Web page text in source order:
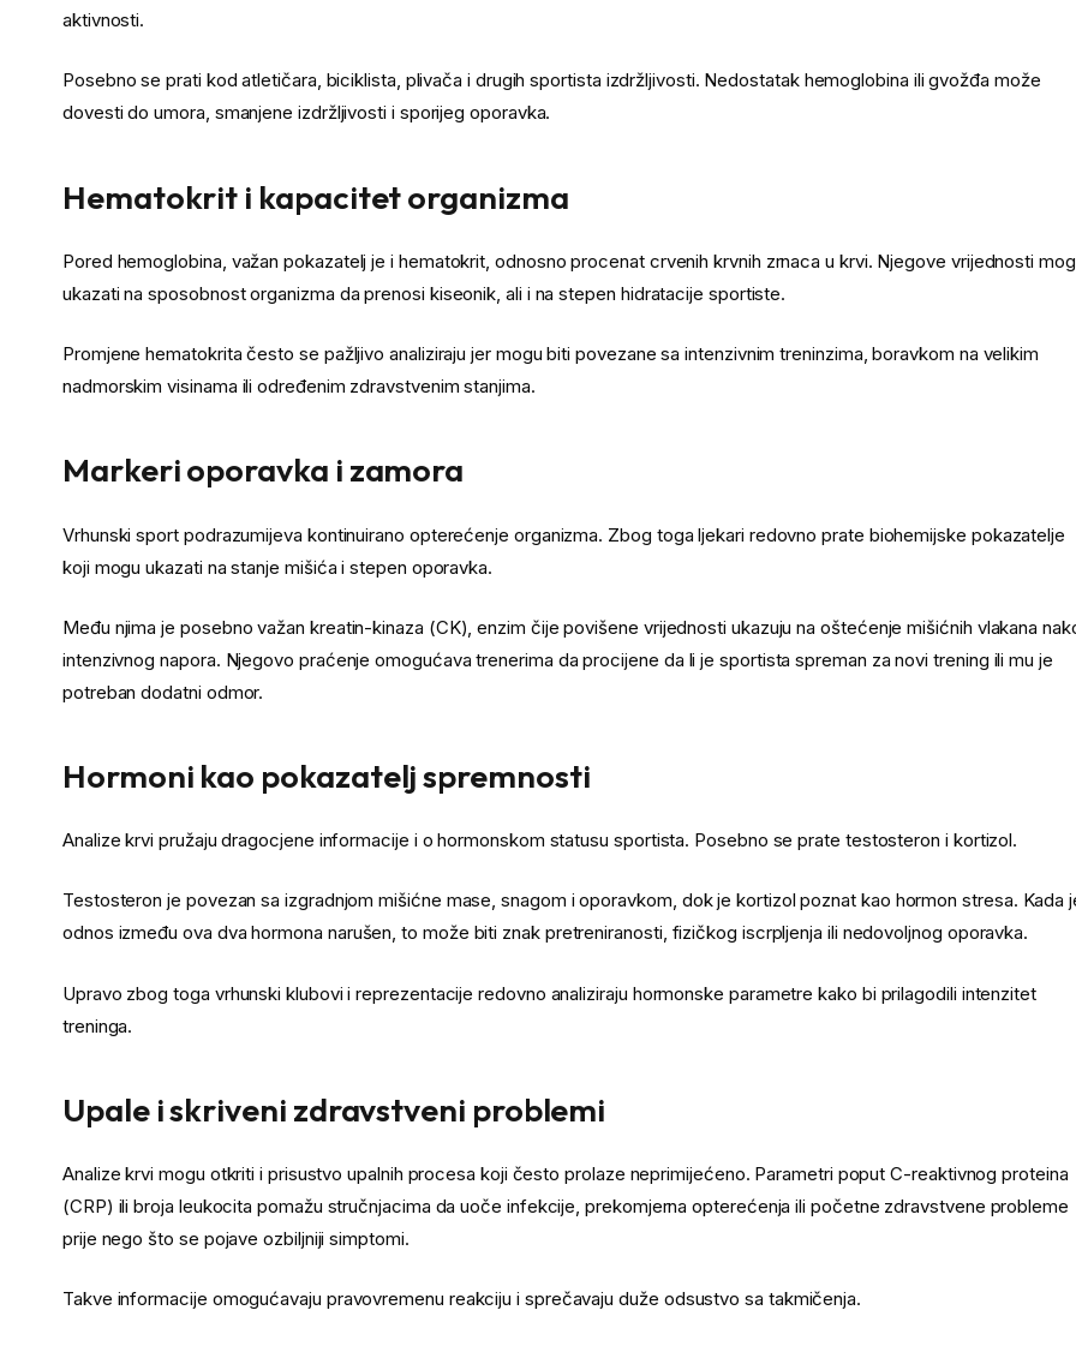
aktivnosti.
Posebno se prati kod atletičara, biciklista, plivača i drugih sportista izdržljivosti. Nedostatak hemoglobina ili gvožđa može
dovesti do umora, smanjene izdržljivosti i sporijeg oporavka.
Hematokrit i kapacitet organizma
Pored hemoglobina, važan pokazatelj je i hematokrit, odnosno procenat crvenih krvnih zrnaca u krvi. Njegove vrijednosti
ukazati na sposobnost organizma da prenosi kiseonik, ali i na stepen hidratacije sportiste.
Promjene hematokrita često se pažljivo analiziraju jer mogu biti povezane sa intenzivnim treninzima, boravkom na velikim
nadmorskim visinama ili određenim zdravstvenim stanjima.
Markeri oporavka i zamora
Vrhunski sport podrazumijeva kontinuirano opterećenje organizma. Zbog toga ljekari redovno prate biohemijske pokazatelje
koji mogu ukazati na stanje mišića i stepen oporavka.
Među njima je posebno važan kreatin-kinaza (CK), enzim čije povišene vrijednosti ukazuju na oštećenje mišićnih vlakana
intenzivnog napora. Njegovo praćenje omogućava trenerima da procijene da li je sportista spreman za novi trening ili mu je
potreban dodatni odmor.
Hormoni kao pokazatelj spremnosti
Analize krvi pružaju dragocjene informacije i o hormonskom statusu sportista. Posebno se prate testosteron i kortizol.
Testosteron je povezan sa izgradnjom mišićne mase, snagom i oporavkom, dok je kortizol poznat kao hormon stresa. Kada
odnos između ova dva hormona narušen, to može biti znak pretreniranosti, fizičkog iscrpljenja ili nedovoljnog oporavka.
Upravo zbog toga vrhunski klubovi i reprezentacije redovno analiziraju hormonske parametre kako bi prilagodili intenzitet
treninga.
Upale i skriveni zdravstveni problemi
Analize krvi mogu otkriti i prisustvo upalnih procesa koji često prolaze neprimijećeno. Parametri poput C-reaktivnog proteina
(CRP) ili broja leukocita pomažu stručnjacima da uoče infekcije, prekomjerna opterećenja ili početne zdravstvene probleme
prije nego što se pojave ozbiljniji simptomi.
Takve informacije omogućavaju pravovremenu reakciju i sprečavaju duže odsustvo sa takmičenja.